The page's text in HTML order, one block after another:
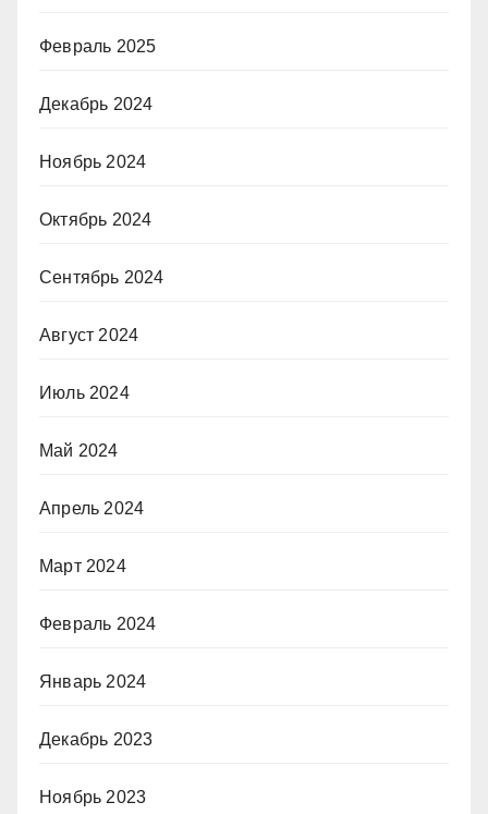
Февраль 2025
Декабрь 2024
Ноябрь 2024
Октябрь 2024
Сентябрь 2024
Август 2024
Июль 2024
Май 2024
Апрель 2024
Март 2024
Февраль 2024
Январь 2024
Декабрь 2023
Ноябрь 2023